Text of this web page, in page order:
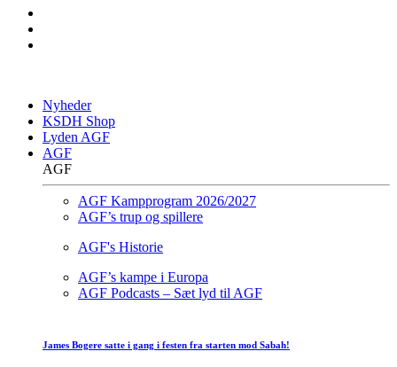
Nyheder
KSDH Shop
Lyden AGF
AGF
AGF
AGF Kampprogram 2026/2027
AGF’s trup og spillere
AGF's Historie
AGF’s kampe i Europa
AGF Podcasts – Sæt lyd til AGF
James Bogere satte i gang i festen fra starten mod Sabah!